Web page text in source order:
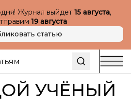
Журнал выйдет 15 августа,
19 августа
статью
УЧЁНЫЙ